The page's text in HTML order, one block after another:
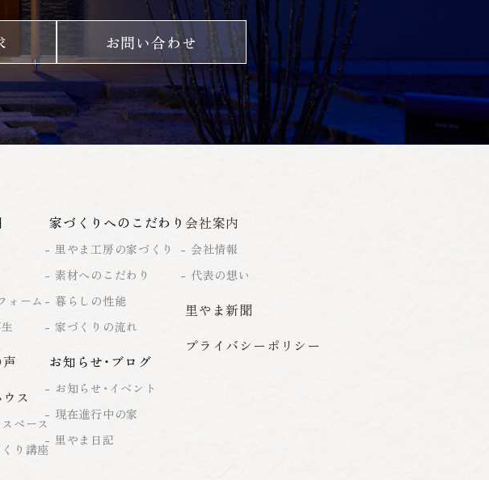
お問い合わせ
ォーム
ス
ペース
り講座
家づくりへのこだわり
里やま工房の家づくり
素材へのこだわり
暮らしの性能
家づくりの流れ
お知らせ・ブログ
お知らせ・イベント
現在進行中の家
里やま日記
会社案内
会社情報
代表の想い
里やま新聞
プライバシーポリシー